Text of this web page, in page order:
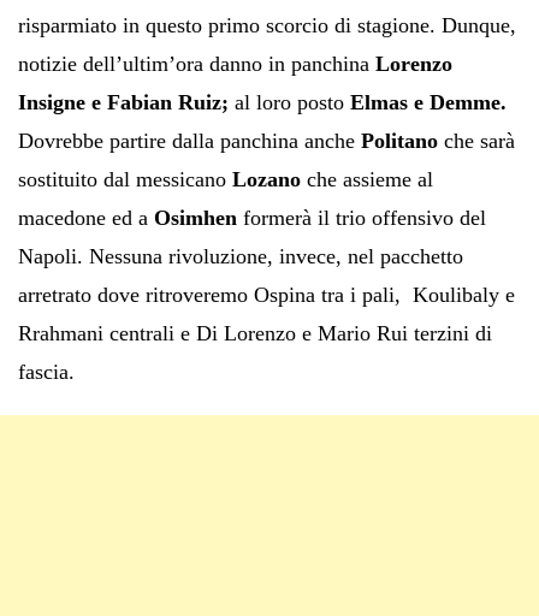
risparmiato in questo primo scorcio di stagione. Dunque,
notizie dell’ultim’ora danno in panchina Lorenzo
Insigne e Fabian Ruiz; al loro posto Elmas e Demme.
Dovrebbe partire dalla panchina anche Politano che sarà
sostituito dal messicano Lozano che assieme al
macedone ed a Osimhen formerà il trio offensivo del
Napoli. Nessuna rivoluzione, invece, nel pacchetto
arretrato dove ritroveremo Ospina tra i pali, Koulibaly e
Rrahmani centrali e Di Lorenzo e Mario Rui terzini di
fascia.